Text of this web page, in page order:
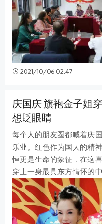
2021/10/06 02:47
庆国庆 旗袍金子姐
想眨眼睛
每个人的朋友圈都喊着庆
乐业。红色作为国人的精
恒更是生命的象征，在这
穿上一身最具东方情怀的
致，看的我都不想眨眼睛。